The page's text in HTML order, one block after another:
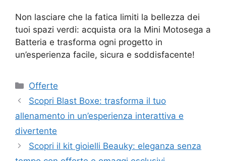
Non lasciare che la fatica limiti la bellezza dei
tuoi spazi verdi: acquista ora la Mini Motosega a
Batteria e trasforma ogni progetto in
un’esperienza facile, sicura e soddisfacente!
Categorie
Offerte
Scopri Blast Boxe: trasforma il tuo
allenamento in un’esperienza interattiva e
divertente
Scopri il kit gioielli Beauky: eleganza senza